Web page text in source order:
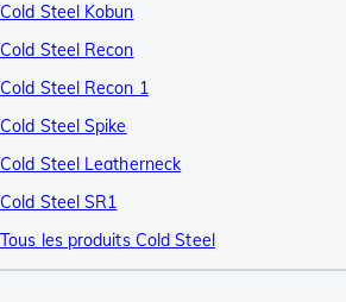
Cold Steel Kobun
Cold Steel Recon
Cold Steel Recon 1
Cold Steel Spike
Cold Steel Leatherneck
Cold Steel SR1
Tous les produits Cold Steel